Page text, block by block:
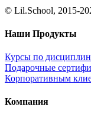
© Lil.School,
Наши Продукты
Курсы по
Подарочные
Корпоративным
Компания